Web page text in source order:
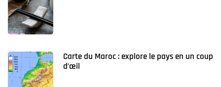
Carte du Maroc : explore le pays en un coup
d’œil